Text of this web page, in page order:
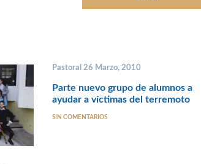
Pastoral 26 Marzo, 2010
Parte nuevo grupo de alumnos a
ayudar a víctimas del terremoto
SIN COMENTARIOS